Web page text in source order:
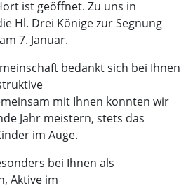
ist geöffnet. Zu uns in
Hl. Drei Könige zur Segnung
7. Januar.
bedankt sich bei Ihnen
mit Ihnen konnten wir
Jahr meistern, stets das
im Auge.
bei Ihnen als
Aktive im